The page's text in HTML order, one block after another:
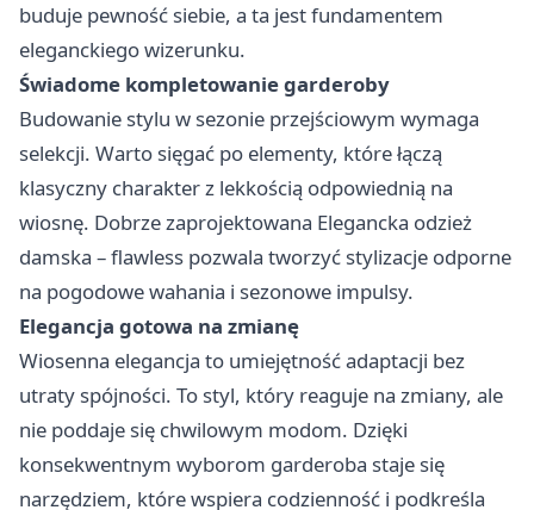
buduje pewność siebie, a ta jest fundamentem
eleganckiego wizerunku.
Świadome kompletowanie garderoby
Budowanie stylu w sezonie przejściowym wymaga
selekcji. Warto sięgać po elementy, które łączą
klasyczny charakter z lekkością odpowiednią na
wiosnę. Dobrze zaprojektowana Elegancka odzież
damska – flawless pozwala tworzyć stylizacje odporne
na pogodowe wahania i sezonowe impulsy.
Elegancja gotowa na zmianę
Wiosenna elegancja to umiejętność adaptacji bez
utraty spójności. To styl, który reaguje na zmiany, ale
nie poddaje się chwilowym modom. Dzięki
konsekwentnym wyborom garderoba staje się
narzędziem, które wspiera codzienność i podkreśla